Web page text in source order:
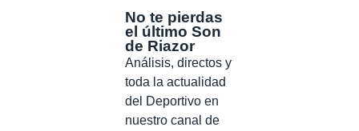
No te pierdas
el último Son
de Riazor
Análisis, directos y
toda la actualidad
del Deportivo en
nuestro canal de